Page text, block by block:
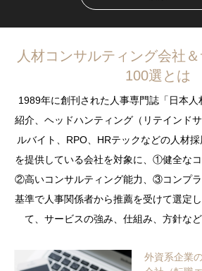
人材コンサルティング会社
100選とは
1989年に創刊された人事専門誌「日本
紹介、ヘッドハンティング（リテインド
ルバイト、RPO、HRテックなどの人材
を提供している会社を対象に、①健全なコ
②高いコンサルティング能力、③コンプラ
基準で人事関係者から推薦を受けて選定
て、サービスの強み、仕組み、方針など
外資系企業